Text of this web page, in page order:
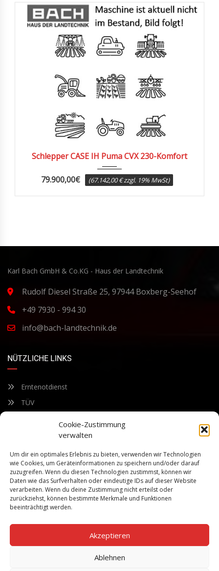
Cookie-Zustimmung
verwalten
Um dir ein optimales Erlebnis zu bieten, verwenden wir Technologien
wie Cookies, um Geräteinformationen zu speichern und/oder darauf
zuzugreifen. Wenn du diesen Technologien zustimmst, können wir
Daten wie das Surfverhalten oder eindeutige IDs auf dieser Website
verarbeiten. Wenn du deine Zustimmung nicht erteilst oder
zurückziehst, können bestimmte Merkmale und Funktionen
beeinträchtigt werden.
Akzeptieren
Ablehnen
Schlepper CASE IH Puma CVX 230-Komfort
79.900,00€ (67.142,00 € zzgl. 19% MwSt)
Karl Bach GmbH & Co.KG - Haus der Landtechnik
Rudolf Diesel Straße 25, 97944 Boxberg-Seehof
+49 7930 - 994 30
info@bach-landtechnik.de
NÜTZLICHE LINKS
Erntenotdienst
TÜV
Bleiben Sie auf dem Laufenden über unsere sich ständig
weiterentwickelnden Produkteigenschaften und Technologien.
Geben Sie Ihre E-Mail-Adresse ein und abonnieren Sie unseren
Newsletter.